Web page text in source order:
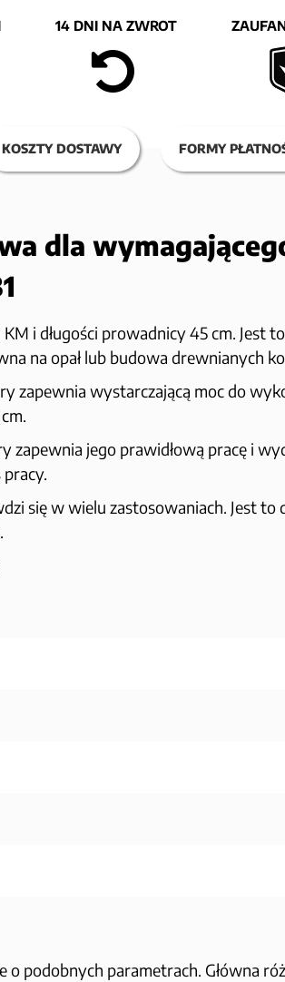
14 DNI NA ZWROT
KOSZTY DOSTAWY FORMY
dla
i długości prowadnicy 45 cm. Jest
na opał lub budowa drewnianych
zapewnia wystarczającą moc do
zapewnia jego prawidłową pracę i
się w wielu zastosowaniach. Jest to
podobnych parametrach. Główna